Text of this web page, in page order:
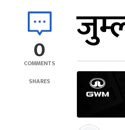
0
COMMENTS
SHARES